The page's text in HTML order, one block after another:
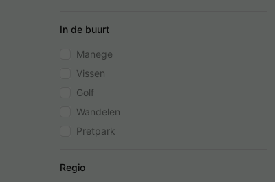
In de buurt
Manege
Vissen
Golf
Wandelen
Pretpark
Regio